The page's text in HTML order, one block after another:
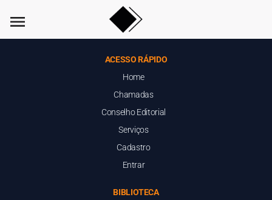
menu
ACESSO RÁPIDO
Home
Chamadas
Conselho Editorial
Serviços
Cadastro
Entrar
BIBLIOTECA